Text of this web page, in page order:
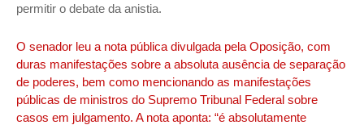
permitir o debate da anistia.
O senador leu a nota pública divulgada pela Oposição, com
duras manifestações sobre a absoluta ausência de separação
de poderes, bem como mencionando as manifestações
públicas de ministros do Supremo Tribunal Federal sobre
casos em julgamento. A nota aponta: “é absolutamente